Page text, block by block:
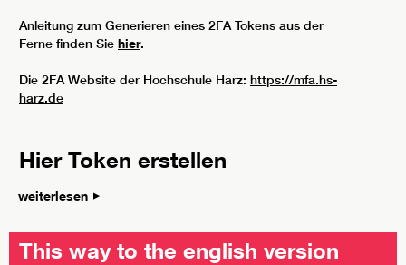
Anleitung zum Generieren eines 2FA Tokens aus der
Ferne finden Sie hier.
Die 2FA Website der Hochschule Harz: https://mfa.hs-
harz.de
Hier Token erstellen
weiterlesen
This way to the english version